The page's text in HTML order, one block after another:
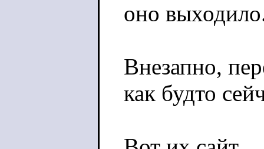
оно
Внезапно,
как будто